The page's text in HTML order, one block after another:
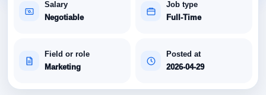
Salary
Negotiable
Job type
Full-Time
Field or role
Marketing
Posted at
2026-04-29